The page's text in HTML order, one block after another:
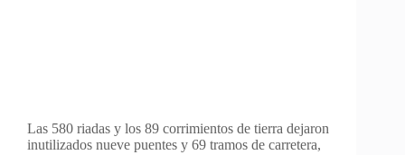
Las 580 riadas y los 89 corrimientos de tierra dejaron
inutilizados nueve puentes y 69 tramos de carretera,